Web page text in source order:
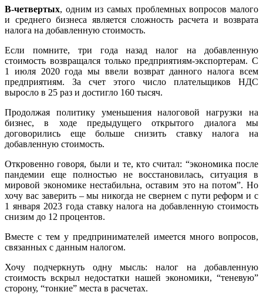
В-четвертых, одним из самых проблемных вопросов малого
и среднего бизнеса является сложность расчета и возврата
налога на добавленную стоимость.
Если помните, три года назад налог на добавленную
стоимость возвращался только предприятиям-экспортерам. С
1 июля 2020 года мы ввели возврат данного налога всем
предприятиям. За счет этого число плательщиков НДС
выросло в 25 раз и достигло 160 тысяч.
Продолжая политику уменьшения налоговой нагрузки на
бизнес, в ходе предыдущего открытого диалога мы
договорились еще больше снизить ставку налога на
добавленную стоимость.
Откровенно говоря, были и те, кто считал: “экономика после
пандемии еще полностью не восстановилась, ситуация в
мировой экономике нестабильна, оставим это на потом”. Но
хочу вас заверить – мы никогда не свернем с пути реформ и с
1 января 2023 года ставку налога на добавленную стоимость
снизим до 12 процентов.
Вместе с тем у предпринимателей имеется много вопросов,
связанных с данным налогом.
Хочу подчеркнуть одну мысль: налог на добавленную
стоимость вскрыл недостатки нашей экономики, “теневую”
сторону, “тонкие” места в расчетах.